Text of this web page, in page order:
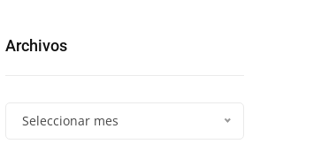
Archivos
Seleccionar mes